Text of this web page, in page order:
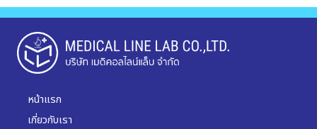
หน้าแรก
เกี่ยวกับเรา